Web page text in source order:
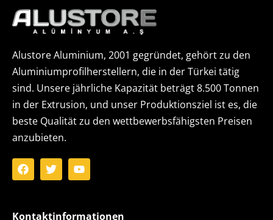
Alustore Aluminium, 2001 gegründet, gehört zu den
Aluminiumprofilherstellern, die in der Türkei tätig
sind. Unsere jährliche Kapazität beträgt 8.500 Tonnen
in der Extrusion, und unser Produktionsziel ist es, die
beste Qualität zu den wettbewerbsfähigsten Preisen
anzubieten.
Kontaktinformationen